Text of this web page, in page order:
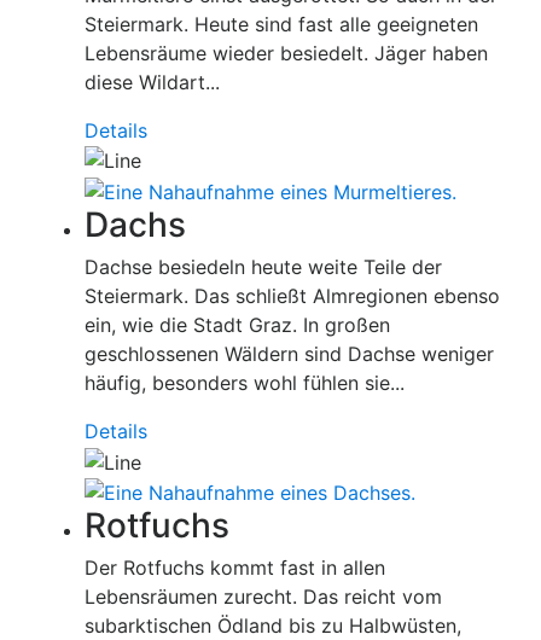
Steiermark. Heute sind fast alle geeigneten
Lebensräume wieder besiedelt. Jäger haben
diese Wildart...
Details
Dachs
Dachse besiedeln heute weite Teile der
Steiermark. Das schließt Almregionen ebenso
ein, wie die Stadt Graz. In großen
geschlossenen Wäldern sind Dachse weniger
häufig, besonders wohl fühlen sie...
Details
Rotfuchs
Der Rotfuchs kommt fast in allen
Lebensräumen zurecht. Das reicht vom
subarktischen Ödland bis zu Halbwüsten,